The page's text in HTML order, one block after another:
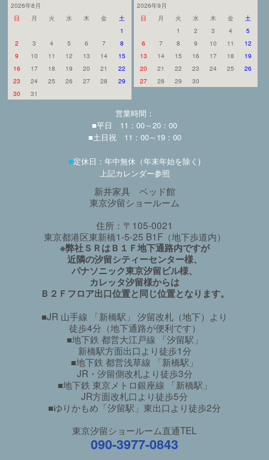
2026年8月
日
月 火 水 木 金
土
1
2
3 4 5 6 7
8
9
10 11 12 13 14
15
16
17 18 19 20 21
22
23
24 25 26 27 28
29
30
31
2026年9月
日
月 火 水 木 金
土
1
2 3 4
5
6
7 8 9 10 11
12
13
14 15 16 17 18
19
20
21 22 23 24 25
26
27
28 29 30
営業時間：
■平日 11：00～20：00
■土日祝 11：00～19：00
■定休日：年中無休（年末年始を除く)
上記カレンダー参照
新井家具 ベッド館
東京汐留ショールーム
住所：〒105-0021
東京都港区東新橋1-5-25 B1F（地下歩道内）
※弊社ＳＲはＢ１Ｆ地下通路内ですが
近隣の汐留シティーセンター様、
パナソニック東京汐留ビル様、
カレッタ汐留様からは
Ｂ２Ｆフロア出口位置と同じ位置となります。
■JR 山手線 「新橋駅」 汐留改札（地下）より
徒歩4分（地下通路が便利です）
■地下鉄 都営大江戸線 「汐留駅」
新橋駅方面出口より徒歩1分
■地下鉄 都営浅草線 「新橋駅」
JR・汐留側改札より徒歩3分
■地下鉄 東京メトロ銀座線 「新橋駅」
JR方面改札口より徒歩5分
■ゆりかもめ「汐留駅」東出口より徒歩2分
東京汐留ショールーム直通TEL
090-3977-0843